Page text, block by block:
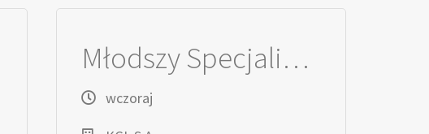
Młodszy Specjalista / Młodsza Specjalistka ds. BHP
wczoraj